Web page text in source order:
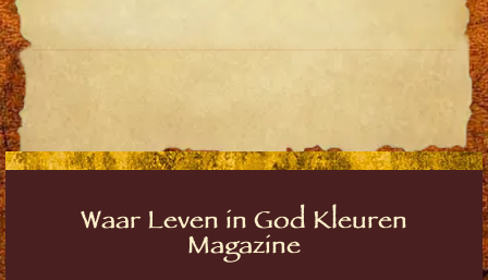
Waar Leven in God Kleuren
Magazine